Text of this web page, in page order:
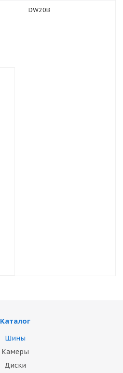
DW20B
Каталог
Шины
Камеры
Диски